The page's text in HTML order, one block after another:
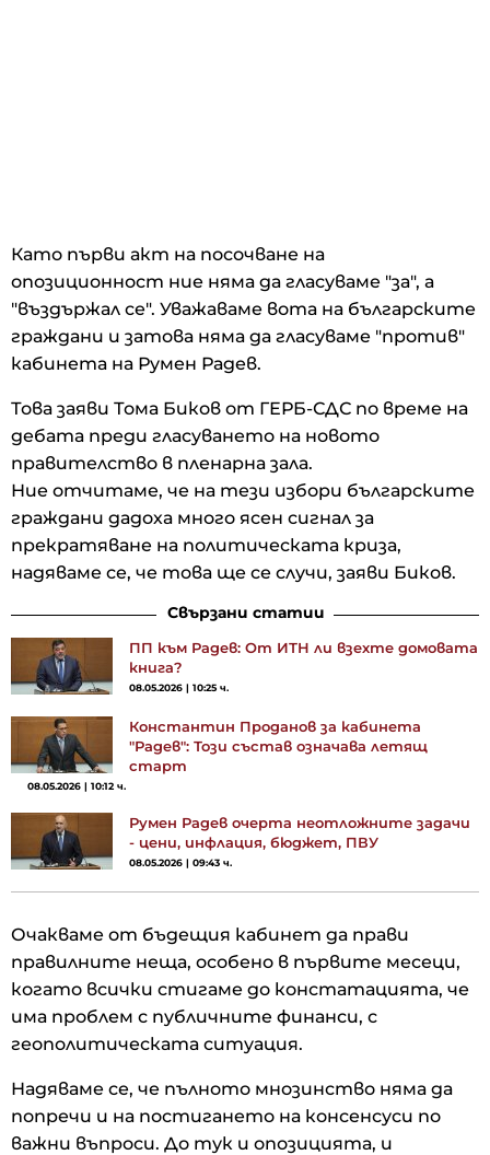
Като първи акт на посочване на
опозиционност ние няма да гласуваме "за", а
"въздържал се". Уважаваме вота на българските
граждани и затова няма да гласуваме "против"
кабинета на Румен Радев.
Това заяви Тома Биков от ГЕРБ-СДС по време на
дебата преди гласуването на новото
правителство в пленарна зала.
Ние отчитаме, че на тези избори българските
граждани дадоха много ясен сигнал за
прекратяване на политическата криза,
надяваме се, че това ще се случи, заяви Биков.
Свързани статии
ПП към Радев: От ИТН ли взехте домовата
книга?
08.05.2026 | 10:25 ч.
Константин Проданов за кабинета
"Радев": Този състав означава летящ
старт
08.05.2026 | 10:12 ч.
Румен Радев очерта неотложните задачи
- цени, инфлация, бюджет, ПВУ
08.05.2026 | 09:43 ч.
Очакваме от бъдещия кабинет да прави
правилните неща, особено в първите месеци,
когато всички стигаме до констатацията, че
има проблем с публичните финанси, с
геополитическата ситуация.
Надяваме се, че пълното мнозинство няма да
попречи и на постигането на консенсуси по
важни въпроси. До тук и опозицията, и